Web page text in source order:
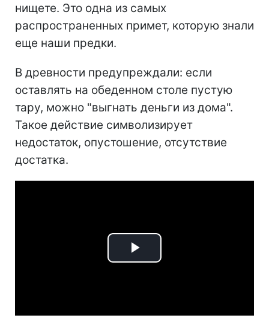
нищете. Это одна из самых
распространенных примет, которую знали
еще наши предки.
В древности предупреждали: если
оставлять на обеденном столе пустую
тару, можно "выгнать деньги из дома".
Такое действие символизирует
недостаток, опустошение, отсутствие
достатка.
Play